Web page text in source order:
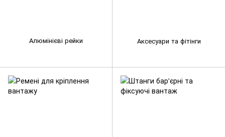
Алюмінієві рейки Аксесуари та фітінги